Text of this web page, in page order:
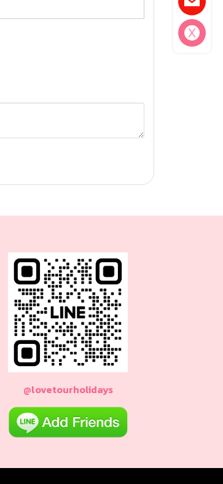
@lovetourholidays